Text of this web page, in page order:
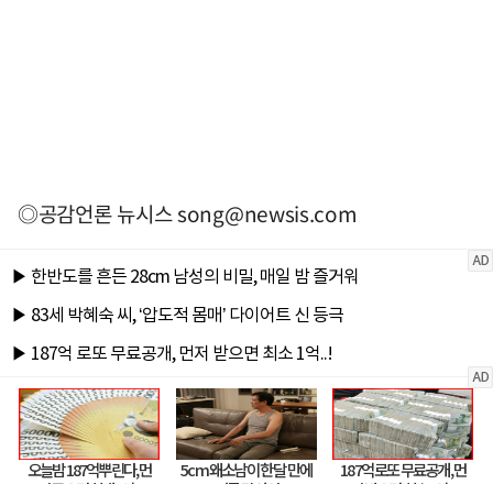
◎공감언론 뉴시스song@newsis.com